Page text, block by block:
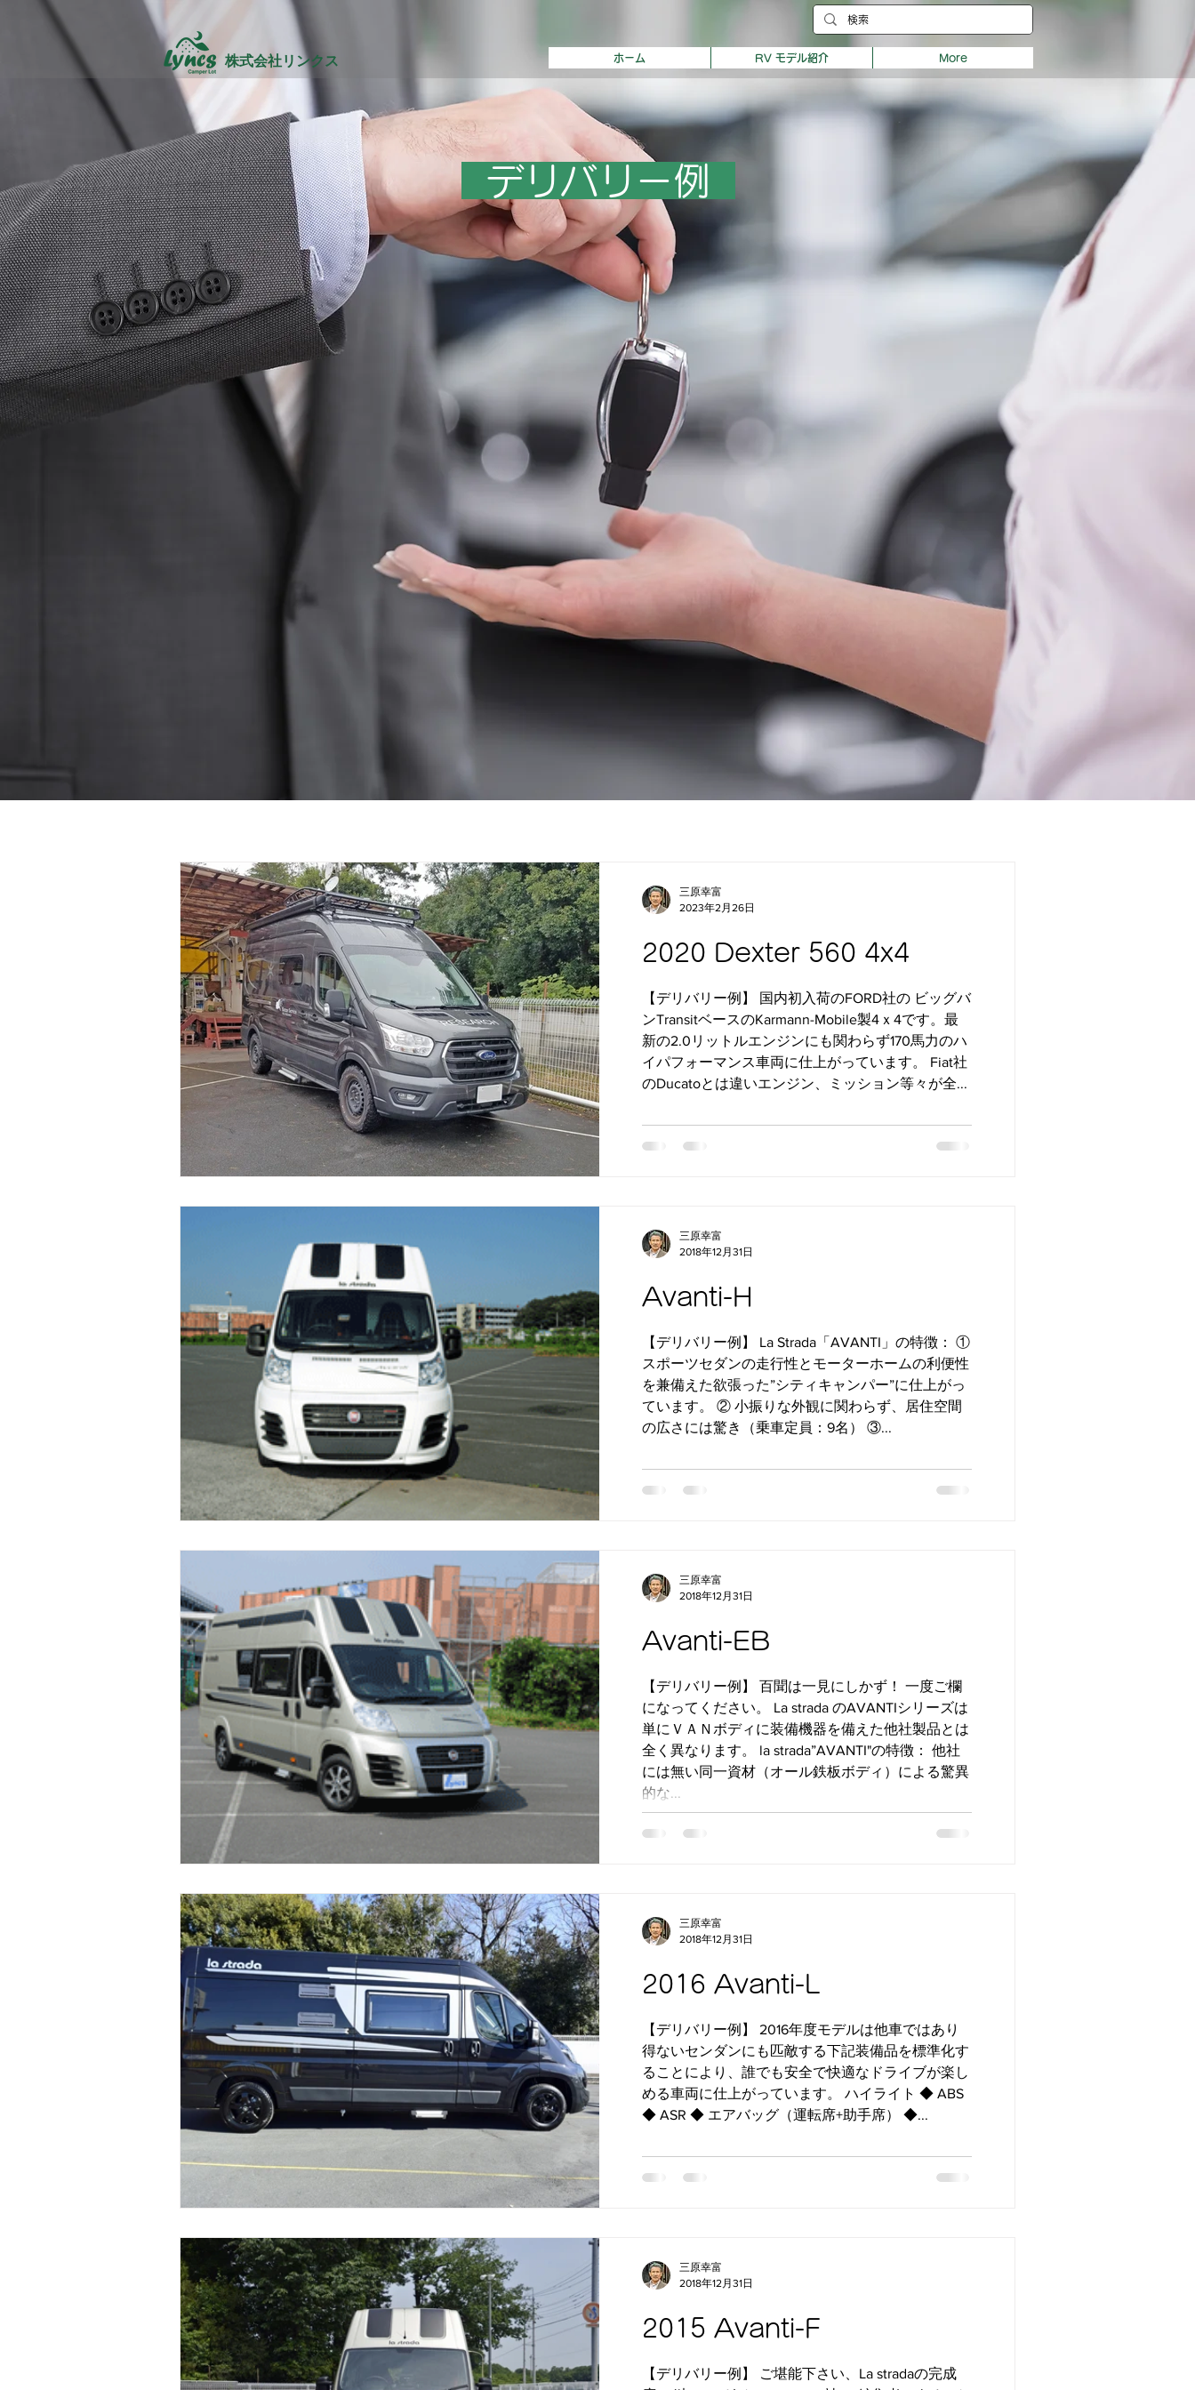
株式会社リンクス ホーム RV モデル紹介 More
​ デリバリー例
2020 Dexter 560 4x4
【デリバリー例】 国内初入荷のFORD社の ビッグバ
ンTransitベースのKarmann-Mobile製4ｘ4です。最
新の2.0リットルエンジンにも関わらず170馬力のハ
イパフォーマンス車両に仕上がっています。 Fiat社
のDucatoとは違いエンジン、ミッション等々が全...
三原幸富
2023年2月26日
Avanti-H
【デリバリー例】 La Strada「AVANTI」の特徴： ①
スポーツセダンの走行性とモーターホームの利便性
を兼備えた欲張った”シティキャンパー”に仕上がっ
ています。 ② 小振りな外観に関わらず、居住空間
の広さには驚き（乗車定員：9名） ③...
三原幸富
2018年12月31日
Avanti-EB
【デリバリー例】 百聞は一見にしかず！ 一度ご欄
になってください。 La strada のAVANTIシリーズは
単にＶＡＮボディに装備機器を備えた他社製品とは
全く異なります。 la strada”AVANTI"の特徴： 他社
には無い同一資材（オール鉄板ボディ）による驚異
的な...
三原幸富
2018年12月31日
2016 Avanti-L
【デリバリー例】 2016年度モデルは他車ではあり
得ないセンダンにも匹敵する下記装備品を標準化す
ることにより、誰でも安全で快適なドライブが楽し
める車両に仕上がっています。 ハイライト ◆ ABS
◆ ASR ◆ エアバッグ（運転席+助手席） ◆...
三原幸富
2018年12月31日
2015 Avanti-F
【デリバリー例】 ご堪能下さい、La stradaの完成
三原幸富
2018年12月31日